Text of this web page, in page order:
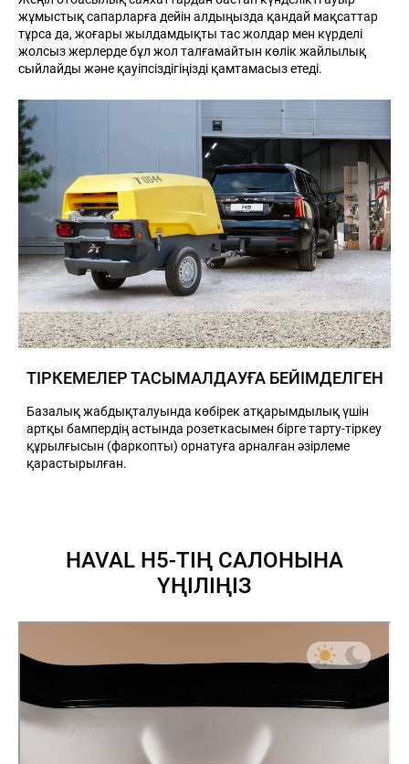
жұмыстық сапарларға дейін алдыңызда қандай мақсаттар
тұрса да, жоғары жылдамдықты тас жолдар мен күрделі
жолсыз жерлерде бұл жол талғамайтын көлік жайлылық
сыйлайды және қауіпсіздігіңізді қамтамасыз етеді.
ТІРКЕМЕЛЕР ТАСЫМАЛДАУҒА БЕЙІМДЕЛГЕН
Базалық жабдықталуында көбірек атқарымдылық үшін
артқы бампердің астында розеткасымен бірге тарту-тіркеу
құрылғысын (фаркопты) орнатуға арналған әзірлеме
қарастырылған.
HAVAL H5-ТІҢ САЛОНЫНА
ҮҢІЛІҢІЗ